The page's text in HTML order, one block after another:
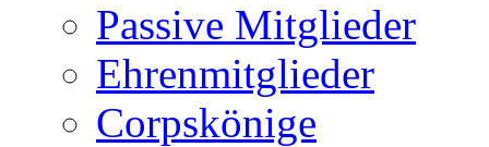
Passive Mitglieder
Ehrenmitglieder
Corpskönige